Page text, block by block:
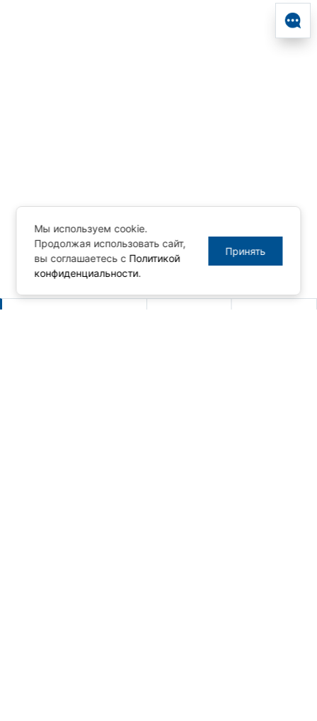
Мы используем cookie.
Продолжая использовать сайт,
вы соглашаетесь с Политикой
конфиденциальности.
Принять